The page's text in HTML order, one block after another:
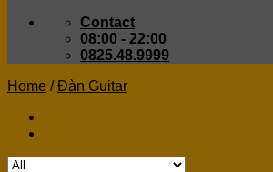
Contact
08:00 - 22:00
0825.48.9999
Home / Đàn Guitar